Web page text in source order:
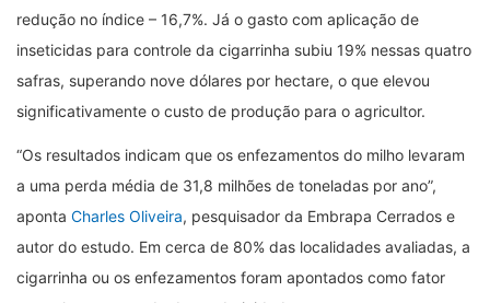
redução no índice – 16,7%. Já o gasto com aplicação de
inseticidas para controle da cigarrinha subiu 19% nessas quatro
safras, superando nove dólares por hectare, o que elevou
significativamente o custo de produção para o agricultor.
“Os resultados indicam que os enfezamentos do milho levaram
a uma perda média de 31,8 milhões de toneladas por ano”,
aponta Charles Oliveira, pesquisador da Embrapa Cerrados e
autor do estudo. Em cerca de 80% das localidades avaliadas, a
cigarrinha ou os enfezamentos foram apontados como fator